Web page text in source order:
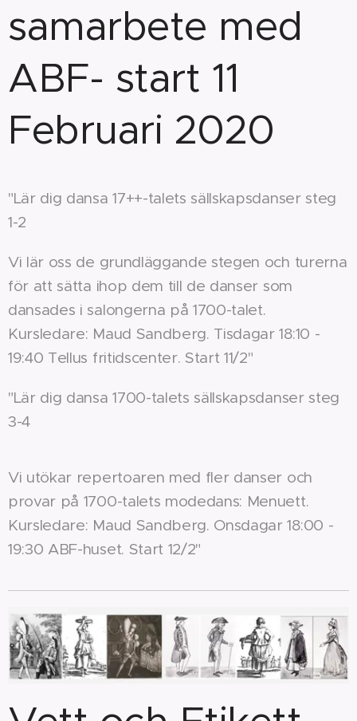
samarbete med
ABF- start 11
Februari 2020
"Lär dig dansa 17++-talets sällskapsdanser steg
1-2
Vi lär oss de grundläggande stegen och turerna
för att sätta ihop dem till de danser som
dansades i salongerna på 1700-talet.
Kursledare: Maud Sandberg. Tisdagar 18:10 -
19:40 Tellus fritidscenter. Start 11/2"
"Lär dig dansa 1700-talets sällskapsdanser steg
3-4
Vi utökar repertoaren med fler danser och
provar på 1700-talets modedans: Menuett.
Kursledare: Maud Sandberg. Onsdagar 18:00 -
19:30 ABF-huset. Start 12/2"